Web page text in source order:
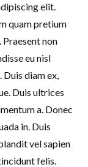
elit.
quam pretium
non
eu nisl
diam ex,
Duis ultrices
a. Donec
in. Duis
vel sapien
felis.